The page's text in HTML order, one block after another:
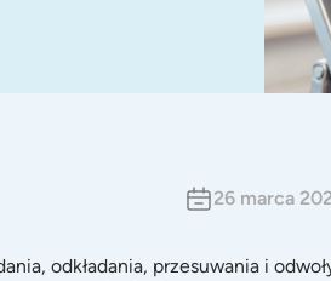
26 marca
odkładania, przesuwania i